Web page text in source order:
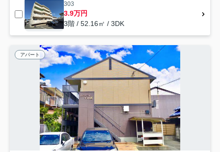
303
3.9万円
3階 / 52.16㎡ / 3DK
アパート